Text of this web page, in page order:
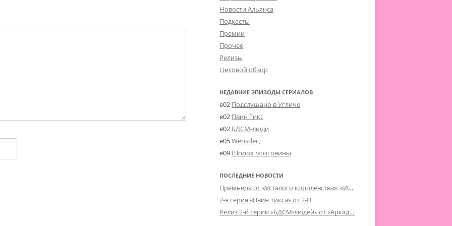
Новости Альянса
Подкасты
Премии
Прочее
Релизы
Цеховой обзор
НЕДАВНИЕ ЭПИЗОДЫ СЕРИАЛОВ
e02 Подслушано в Угличе
e02 Пвин Тикс
e02 БДСМ-люди
e05Wensdeц
e09 Шорох мозговины
ПОСЛЕДНИЕ НОВОСТИ
Премьера от «Усталого королевства»: «Игорь начал»
2-я серия «Пвин Тикса» от 2-D
Релиз 2-й серии «БДСМ-людей» от «Аркада Фильм»